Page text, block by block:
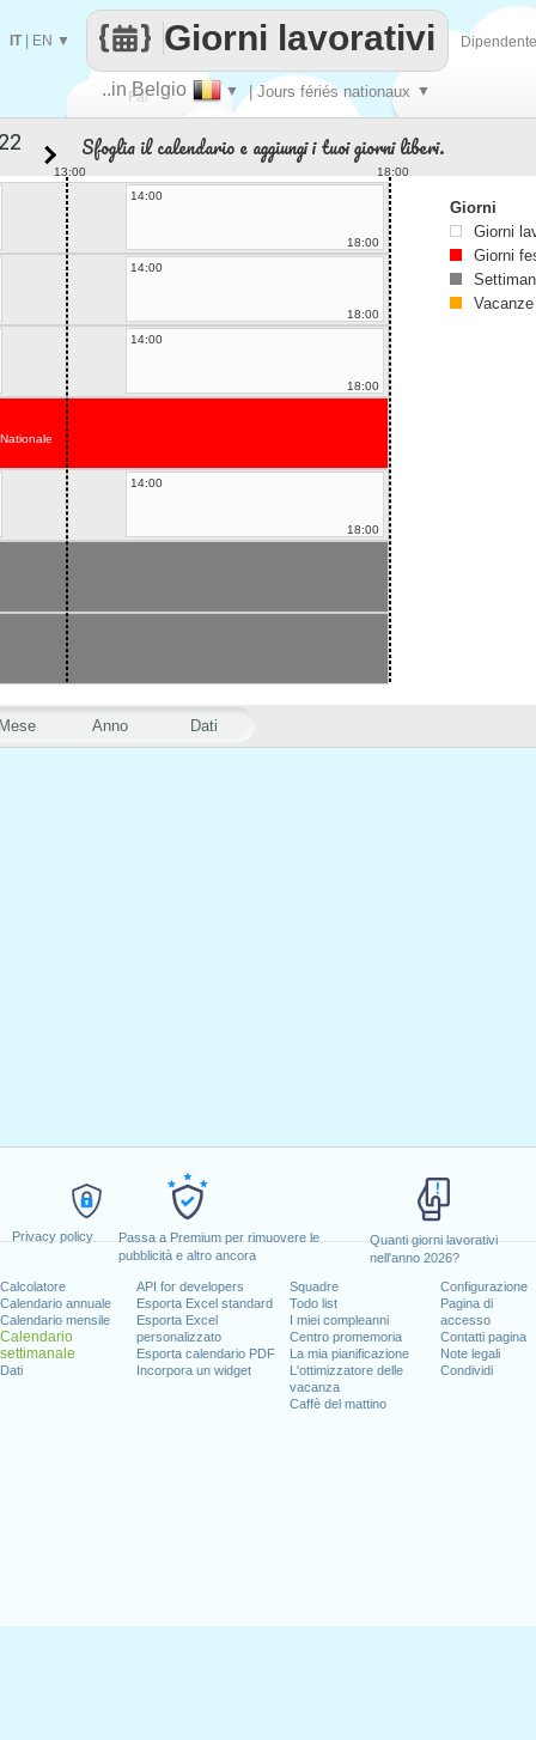
Privacy policy
Passa a Premium per rimuovere le
pubblicità e altro ancora
Quanti giorni lavorativi
nell'anno 2026?
Calcolatore
Calendario annuale
Calendario mensile
Calendario
settimanale
Dati
API for developers
Esporta Excel standard
Esporta Excel
personalizzato
Esporta calendario PDF
Incorpora un widget
Squadre
Todo list
I miei compleanni
Centro promemoria
La mia pianificazione
L'ottimizzatore delle
vacanza
Caffè del mattino
Configurazione
Pagina di
accesso
Contatti pagina
Note legali
Condividi
Fai
..in Belgio ▼ | Jours fériés nationaux ▼
Giorni lavorativi
IT| EN ▼
Anno Dati
Sfoglia il calendario e aggiungi i tuoi giorni liberi.
13:00
18:00
14:00
18:00
14:00
18:00
14:00
18:00
14:00
18:00
Giorni
Giorni
Giorni
Vacanze